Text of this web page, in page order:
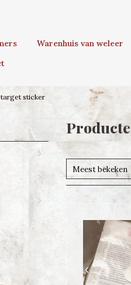
Warenhuis van weleer
sticker
Meest bekeken